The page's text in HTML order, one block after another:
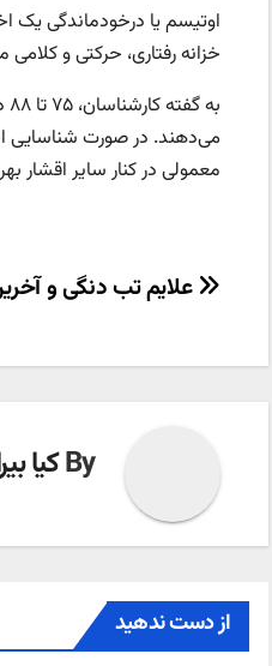
اوتیسم یا درخودماندگی
خزانه رفتاری، حرکتی و
می‌دهند. در صورت شناسایی
معمولی در کنار سایر اقشار
راهبری
علایم تب دنگی و
Byکیا
از دست ندهید